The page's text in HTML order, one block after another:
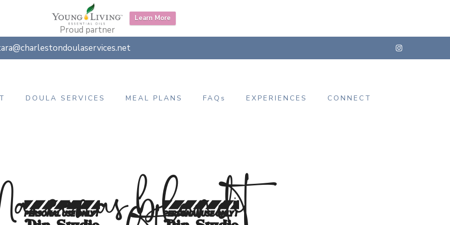
Proud partner
Learn More
DOULA SERVICES MEAL PLANS FAQs EXPERIENCES CONNECT
blandit